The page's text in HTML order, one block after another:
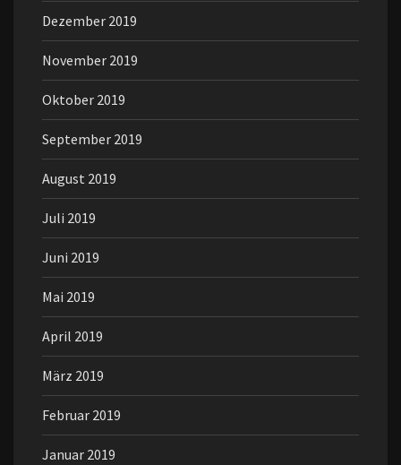
Dezember 2019
November 2019
Oktober 2019
September 2019
August 2019
Juli 2019
Juni 2019
Mai 2019
April 2019
März 2019
Februar 2019
Januar 2019